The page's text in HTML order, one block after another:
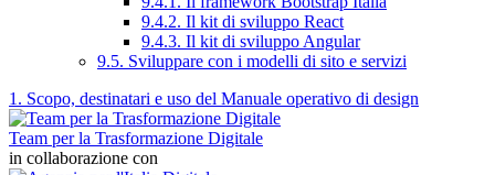
9.4.2. Il kit di sviluppo React
9.4.3. Il kit di sviluppo Angular
9.5. Sviluppare con i modelli di sito e servizi
1. Scopo, destinatari e uso del Manuale operativo di design
Team per la Trasformazione Digitale
in collaborazione con